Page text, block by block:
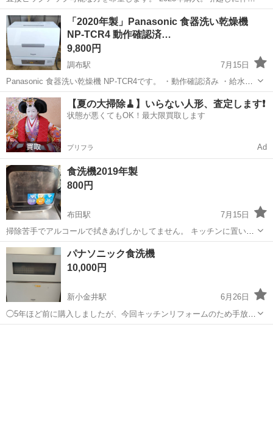
不要となりました。 3年使用したため使用感はあります。動作に問題
はございません。 分岐水栓もまとめてお譲りします。
東京 調布市 布田駅 キッチン家電
「2020年製」Panasonic 食器洗い乾燥機
NP-TCR4 動作確認済…
9,800円
調布駅
7月15日
Panasonic 食器洗い乾燥機 NP-TCR4です。 ・動作確認済み ・給水ホ
ース、排水ホース付属 ・庫内簡易清掃済み ・すぐ使用できます。（分
水栓はご自分でご用意ください） 2020年製で、令和8年7...
東京 調布市 調布駅 キッチン家電
【夏の大掃除🧹】いらない人形、査定します❗️
状態が悪くてもOK！最大限買取します
プリフラ Ad
食洗機2019年製
800円
布田駅
7月15日
掃除苦手でアルコールで拭きあげしかしてません。 キッチンに置いて
ましたので、油汚れもあります 動作確認問題なく使えます。 他は写真
で確認お願い致します。 【寸法】 幅： 36cm 奥行き： 35cm 高
さ： 40cm
東京 調布市 布田駅 キッチン家電
パナソニック食洗機
10,000円
新小金井駅
6月26日
◯5年ほど前に購入しましたが、今回キッチンリフォームのため手放す
ことになりました。 【購入時価格】10万円ぐらい 【傷などの状態】特